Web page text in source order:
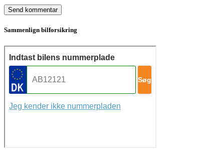
Sammenlign bilforsikring